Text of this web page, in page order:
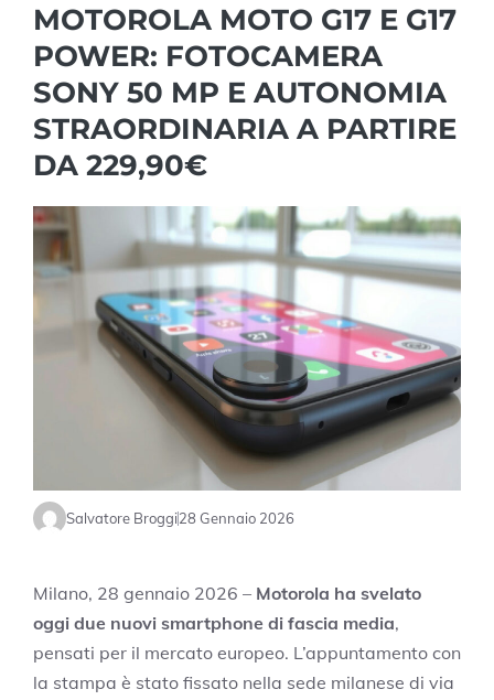
MOTOROLA MOTO G17 E G17
POWER: FOTOCAMERA
SONY 50 MP E AUTONOMIA
STRAORDINARIA A PARTIRE
DA 229,90€
Salvatore Broggi28 Gennaio 2026
Milano, 28 gennaio 2026 – Motorola ha svelato
oggi due nuovi smartphone di fascia media,
pensati per il mercato europeo. L’appuntamento con
la stampa è stato fissato nella sede milanese di via